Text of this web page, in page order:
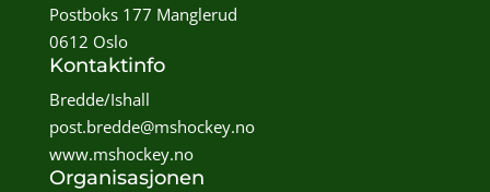
Postboks 177 Manglerud
0612 Oslo
Kontaktinfo
Bredde/Ishall
post.bredde@mshockey.no
www.mshockey.no
Organisasjonen